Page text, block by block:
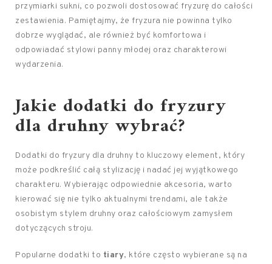
przymiarki sukni, co pozwoli dostosować fryzurę do całości
zestawienia. Pamiętajmy, że fryzura nie powinna tylko
dobrze wyglądać, ale również być komfortowa i
odpowiadać stylowi panny młodej oraz charakterowi
wydarzenia.
Jakie dodatki do fryzury
dla druhny wybrać?
Dodatki do fryzury dla druhny to kluczowy element, który
może podkreślić całą stylizację i nadać jej wyjątkowego
charakteru. Wybierając odpowiednie akcesoria, warto
kierować się nie tylko aktualnymi trendami, ale także
osobistym stylem druhny oraz całościowym zamysłem
dotyczących stroju.
Popularne dodatki to tiary, które często wybierane są na